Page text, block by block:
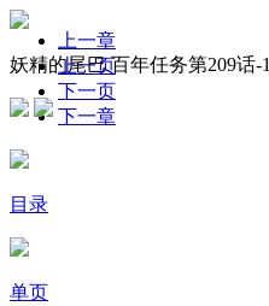
妖精的尾巴 百年任务第209话-1
上一章
上一页
下一页
下一章
目录
单页